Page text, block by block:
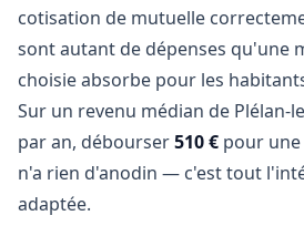
cotisation de mutuelle
sont autant de dépenses qu'une
choisie absorbe pour les
Sur un revenu médian de Plélan-
par an, débourser510 € pour
n'a rien d'anodin — c'est tout
adaptée.